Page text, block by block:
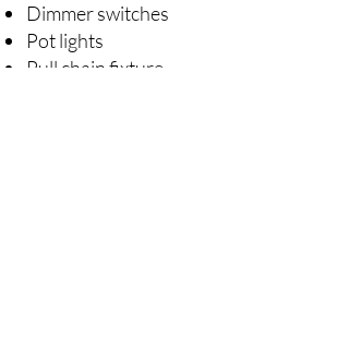
Dimmer switches
Pot lights
Pull chain fixture